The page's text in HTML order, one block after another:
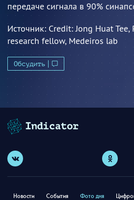
передаче сигнала в 90%
Источник:Credit: Jong Huat
research fellow, Medeiros lab
Обсудить
Новости События Фото дня